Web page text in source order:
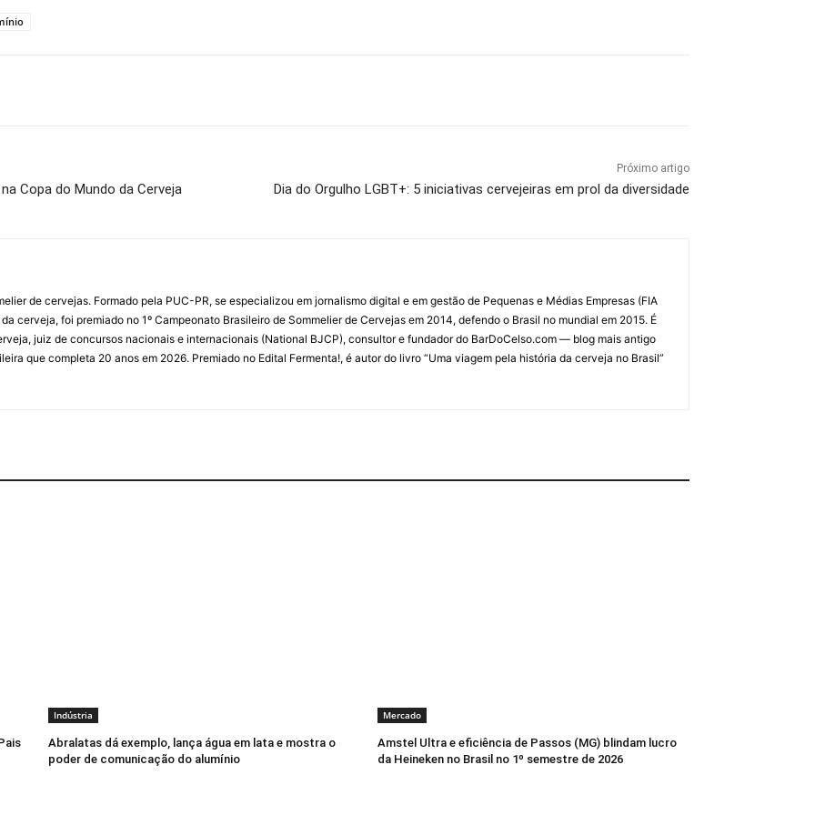
Copa do Mundo da Cerveja
Próximo artigo
Dia do Orgulho LGBT+: 5 iniciativas cervejeiras em prol da diversidade
de cervejas. Formado pela PUC-PR, se especializou em jornalismo digital e em gestão de Pequenas e Médias Empresas (FIA
cerveja, foi premiado no 1º Campeonato Brasileiro de Sommelier de Cervejas em 2014, defendo o Brasil no mundial em 2015. É
juiz de concursos nacionais e internacionais (National BJCP), consultor e fundador do BarDoCelso.com — blog mais antigo
que completa 20 anos em 2026. Premiado no Edital Fermenta!, é autor do livro “Uma viagem pela história da cerveja no Brasil”
Indústria
Abralatas dá exemplo, lança água em lata e mostra o
poder de comunicação do alumínio
Mercado
Amstel Ultra e eficiência de Passos (MG) blindam lucro
da Heineken no Brasil no 1º semestre de 2026